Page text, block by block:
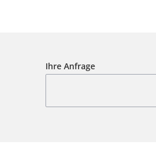
Ihre Anfrage